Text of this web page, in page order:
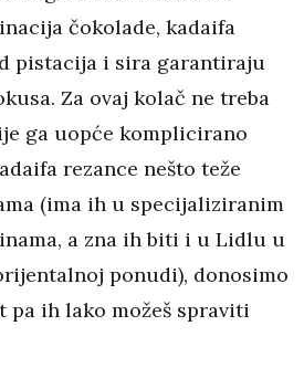
čokolade, kadaifa
pistacija i sira garantiraju
Za ovaj kolač ne treba
ga uopće komplicirano
rezance nešto teže
(ima ih u specijaliziranim
a zna ih biti i u Lidlu u
ponudi), donosimo
pa ih lako možeš spraviti